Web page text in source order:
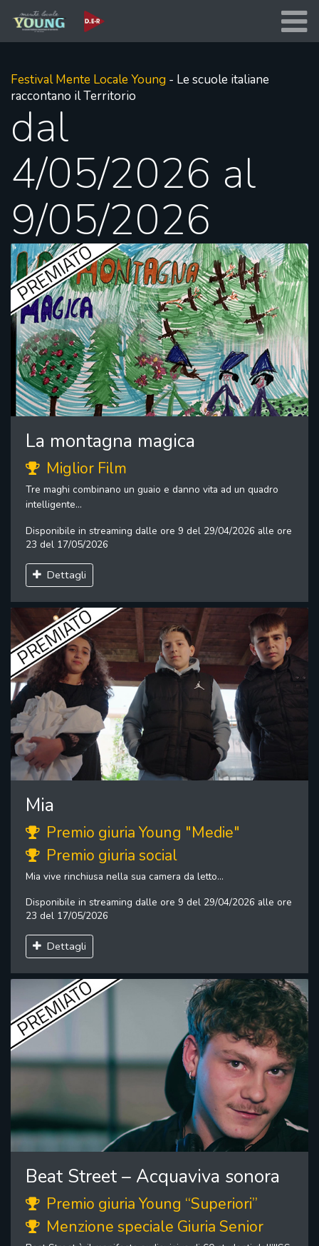
Festival Mente Locale Young - Le scuole italiane
raccontano il Territorio
dal
4/05/2026 al
9/05/2026
La montagna magica
Miglior Film
Tre maghi combinano un guaio e danno vita ad un quadro
intelligente...
Disponibile in streaming dalle ore 9 del 29/04/2026 alle ore
23 del 17/05/2026
Dettagli
Mia
Premio giuria Young "Medie"
Premio giuria social
Mia vive rinchiusa nella sua camera da letto...
Disponibile in streaming dalle ore 9 del 29/04/2026 alle ore
23 del 17/05/2026
Dettagli
Beat Street – Acquaviva sonora
Premio giuria Young “Superiori”
Menzione speciale Giuria Senior